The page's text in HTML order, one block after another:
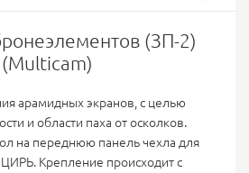
(ЗП-2)
(Multicam)
арамидных экранов, с целью
и области паха от осколков.
на переднюю панель чехла для
Крепление происходит с